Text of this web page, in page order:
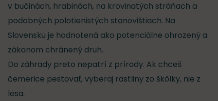
v bučinách, hrabinách, na krovinatých stráňach a
podobných polotienistých stanovištiach. Na
Slovensku je hodnotená ako potenciálne ohrozený a
zákonom chránený druh.
Do záhrady preto nepatrí z prírody. Ak chceš
čemerice pestovať, vyberaj rastliny zo škôlky, nie z
lesa.